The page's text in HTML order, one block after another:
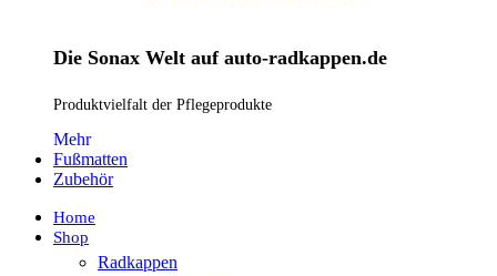
Die Sonax Welt auf auto-radkappen.de
Produktvielfalt der Pflegeprodukte
Mehr
Fußmatten
Zubehör
Home
Shop
Radkappen